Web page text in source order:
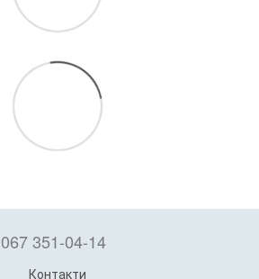
067 351-04-14
Контакти